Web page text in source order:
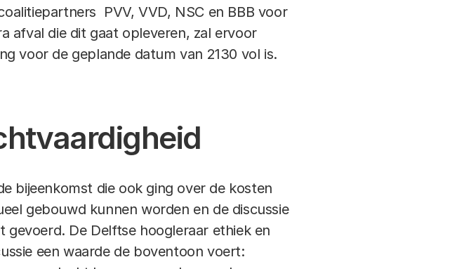
PVV, VVD, NSC en BBB voor
afval die dit gaat opleveren, zal ervoor
voor de geplande datum van 2130 vol is.
bijeenkomst die ook ging over de kosten
gebouwd kunnen worden en de discussie
De Delftse hoogleraar ethiek en
een waarde de boventoon voert: